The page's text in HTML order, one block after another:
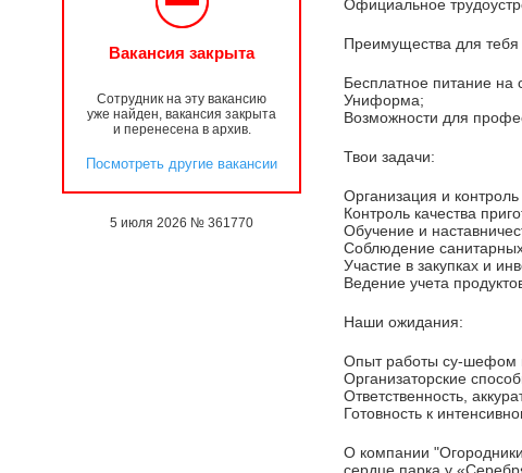
Вакансия закрыта
Сотрудник на эту вакансию
уже найден, вакансия закрыта
и перенесена в архив.
Посмотреть другие вакансии
5 июля 2026 № 361770
Официальное
Преимущества для тебя
Бесплатное питание на
Униформа;
Возможности для
Твои задачи:
Организация и
Контроль качества
Обучение и
Соблюдение
Участие в закупках и
Ведение учета
Наши ожидания:
Опыт работы су-шефом
Организаторские
Ответственность,
Готовность к
О компании